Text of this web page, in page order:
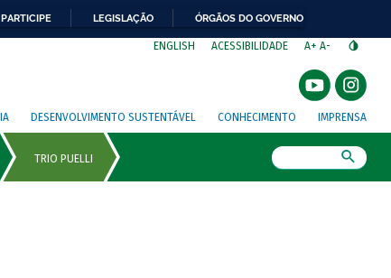
PARTICIPE LEGISLAÇÃO ÓRGÃOS DO GOVERNO
ENGLISH ACESSIBILIDADE A+ A-
DESENVOLVIMENTO SUSTENTÁVEL CONHECIMENTO IMPRENSA